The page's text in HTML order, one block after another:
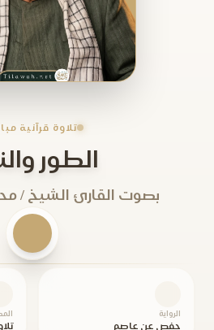
تلاوة قرآنية
الطور
بصوت القارئ الشيخ /
الرواية
حفص عن عاصم